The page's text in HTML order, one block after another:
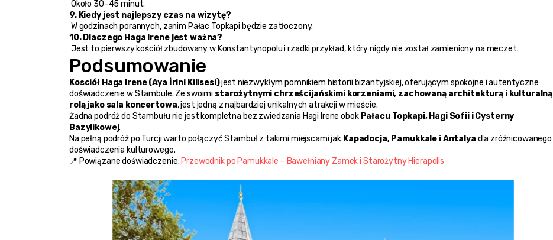
Około 30–45 minut.
9. Kiedy jest najlepszy czas na wizytę?
W godzinach porannych, zanim Pałac Topkapi będzie zatłoczony.
10. Dlaczego Haga Irene jest ważna?
Jest to pierwszy kościół zbudowany w Konstantynopolu i rzadki przykład, który nigdy nie został zamieniony na meczet.
Podsumowanie
Kosciół Haga Irene (Aya İrini Kilisesi) jest niezwykłym pomnikiem historii bizantyjskiej, oferującym spokojne i autentyczne
doświadczenie w Stambule. Ze swoimi starożytnymi chrześcijańskimi korzeniami, zachowaną architekturą i kulturalną
rolą jako sala koncertowa, jest jedną z najbardziej unikalnych atrakcji w mieście.
Żadna podróż do Stambułu nie jest kompletna bez zwiedzania Hagi Irene obok Pałacu Topkapi, Hagi Sofii i Cysterny
Bazylikowej.
Na pełną podróż po Turcji warto połączyć Stambuł z takimi miejscami jak Kapadocja, Pamukkale i Antalya dla zróżnicowanego
doświadczenia kulturowego.
📍 Powiązane doświadczenie: Przewodnik po Pamukkale – Bawełniany Zamek i Starożytny Hierapolis